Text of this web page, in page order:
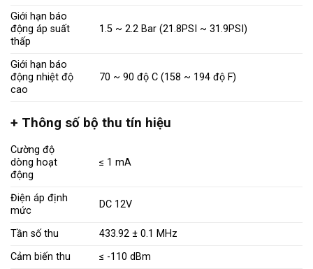
Giới hạn báo
động áp suất
thấp
1.5 ~ 2.2 Bar (21.8PSI ~ 31.9PSI)
Giới hạn báo
động nhiệt độ
cao
70 ~ 90 độ C (158 ~ 194 độ F)
+ Thông số bộ thu tín hiệu
Cường độ
dòng hoạt
động
≤ 1 mA
Điện áp định
mức
DC 12V
Tần số thu
433.92 ± 0.1 MHz
Cảm biến thu
≤ -110 dBm